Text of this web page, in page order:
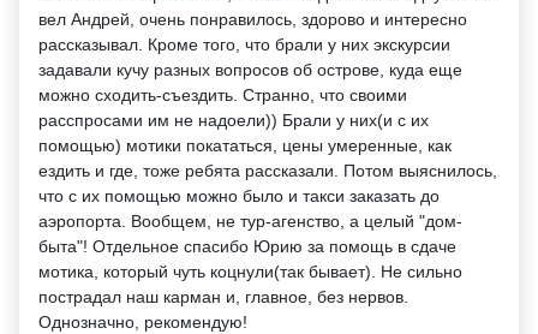
вел Андрей, очень понравилось, здорово и интересно
рассказывал. Кроме того, что брали у них экскурсии
задавали кучу разных вопросов об острове, куда еще
можно сходить-съездить. Странно, что своими
расспросами им не надоели)) Брали у них(и с их
помощью) мотики покататься, цены умеренные, как
ездить и где, тоже ребята рассказали. Потом выяснилось,
что с их помощью можно было и такси заказать до
аэропорта. Вообщем, не тур-агенство, а целый "дом-
быта"! Отдельное спасибо Юрию за помощь в сдаче
мотика, который чуть коцнули(так бывает). Не сильно
пострадал наш карман и, главное, без нервов.
Однозначно, рекомендую!